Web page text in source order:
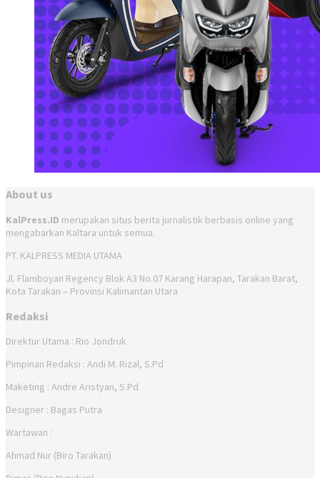
About us
KalPress.ID merupakan situs berita jurnalistik berbasis online yang
mengabarkan Kaltara untuk semua.
PT. KALPRESS MEDIA UTAMA
Jl. Flamboyan Regency Blok A3 No.07 Karang Harapan, Tarakan Barat,
Kota Tarakan – Provinsi Kalimantan Utara
Redaksi
Direktur Utama : Rio Jondruk
Pimpinan Redaksi : Andi M. Rizal, S.Pd
Maketing : Andre Aristyan, S.Pd
Designer : Bagas Putra
Wartawan :
Ahmad Nur (Biro Tarakan)